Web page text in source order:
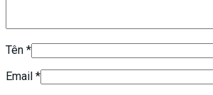
Tên *
Email *